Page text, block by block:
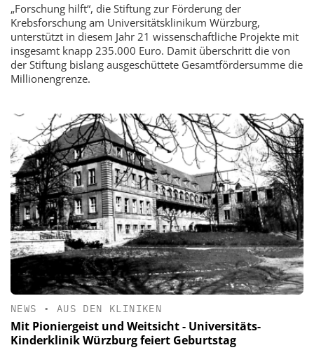
„Forschung hilft“, die Stiftung zur Förderung der
Krebsforschung am Universitätsklinikum Würzburg,
unterstützt in diesem Jahr 21 wissenschaftliche Projekte mit
insgesamt knapp 235.000 Euro. Damit überschritt die von
der Stiftung bislang ausgeschüttete Gesamtfördersumme die
Millionengrenze.
NEWS • AUS DEN KLINIKEN
Mit Pioniergeist und Weitsicht - Universitäts-
Kinderklinik Würzburg feiert Geburtstag